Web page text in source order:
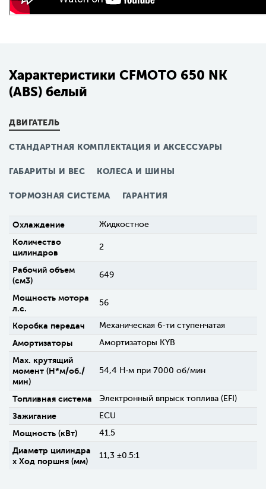
Характеристики CFMOTO 650 NK
(ABS) белый
ДВИГАТЕЛЬ
СТАНДАРТНАЯ КОМПЛЕКТАЦИЯ И АКСЕССУАРЫ
ГАБАРИТЫ И ВЕС КОЛЕСА И ШИНЫ
ТОРМОЗНАЯ СИСТЕМА ГАРАНТИЯ
Охлаждение Жидкостное
Количество
цилиндров
2
Рабочий объем
(см3)
649
Мощность мотора
л.с.
56
Коробка передач Механическая 6-ти ступенчатая
Амортизаторы Амортизаторы KYB
Max. крутящий
момент (H*м/об./
мин)
54,4 Н∙м при 7000 об/мин
Топливная система Электронный впрыск топлива (EFI)
Зажигание ECU
Мощность (кВт) 41.5
Диаметр цилиндра
х Ход поршня (мм)
11,3 ±0.5:1